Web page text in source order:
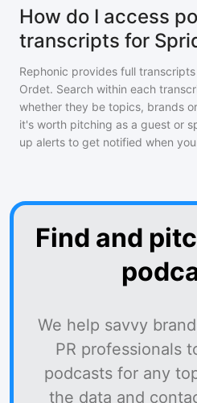
How do I access
transcripts for
Rephonic provides full
Ordet. Search within each
whether they be topics, brands
it's worth pitching as a guest or
up alerts to get notified when
Find and
We help savvy
PR professionals
podcasts for any
the data and